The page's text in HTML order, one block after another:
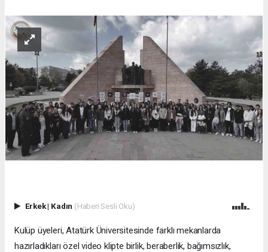
Erkek| Kadın (Haberi Sesli Oku)
Kulüp üyeleri, Atatürk Üniversitesinde farklı mekanlarda
hazırladıkları özel video klipte birlik, beraberlik, bağımsızlık,